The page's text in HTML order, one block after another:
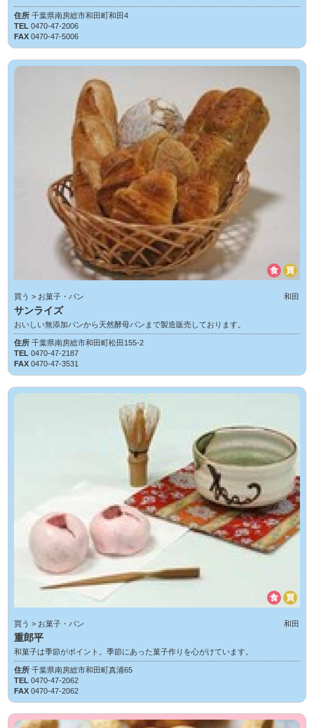
住所千葉県南房総市和田町和田4
TEL0470-47-2006
FAX0470-47-5006
食 買
買う > お菓子・パン 和田
サンライズ
おいしい無添加パンから天然酵母パンまで製造販売しております。
住所千葉県南房総市和田町松田155-2
TEL0470-47-2187
FAX0470-47-3531
食 買
買う > お菓子・パン 和田
重郎平
和菓子は季節がポイント。季節にあった菓子作りを心がけています。
住所千葉県南房総市和田町真浦65
TEL0470-47-2062
FAX0470-47-2062